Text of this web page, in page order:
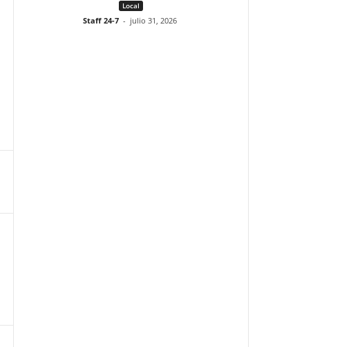
Local
Staff 24-7 - julio 31, 2026